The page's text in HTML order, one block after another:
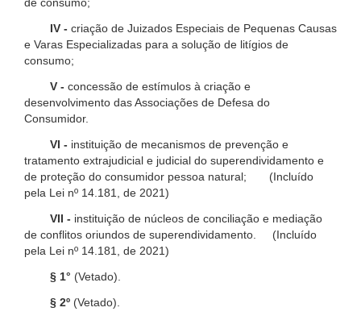
de consumo;
IV - criação de Juizados Especiais de Pequenas Causas
e Varas Especializadas para a solução de litígios de
consumo;
V - concessão de estímulos à criação e
desenvolvimento das Associações de Defesa do
Consumidor.
VI - instituição de mecanismos de prevenção e
tratamento extrajudicial e judicial do superendividamento e
de proteção do consumidor pessoa natural; (Incluído
pela Lei nº 14.181, de 2021)
VII - instituição de núcleos de conciliação e mediação
de conflitos oriundos de superendividamento. (Incluído
pela Lei nº 14.181, de 2021)
§ 1° (Vetado).
§ 2º (Vetado).